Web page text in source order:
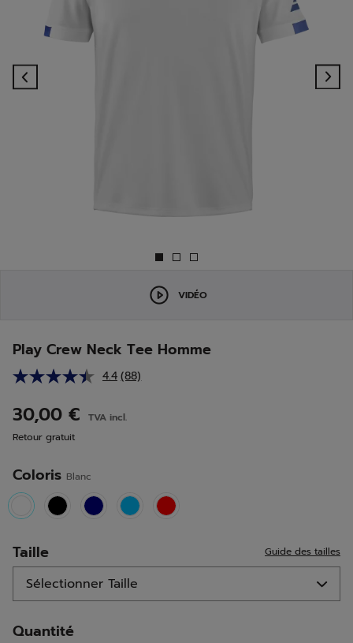
VIDÉO
Play Crew Neck Tee Homme
4.4 Lire
Lien
(88)
30,00 €
TVA incl.
Retour gratuit
Coloris Blanc
selected
Taille Guide des tailles
Quantité